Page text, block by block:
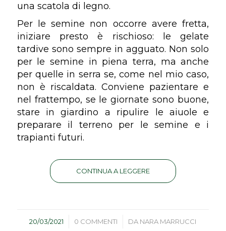
una scatola di legno.
Per le semine non occorre avere fretta,
iniziare presto è rischioso: le gelate
tardive sono sempre in agguato. Non solo
per le semine in piena terra, ma anche
per quelle in serra se, come nel mio caso,
non è riscaldata. Conviene pazientare e
nel frattempo, se le giornate sono buone,
stare in giardino a ripulire le aiuole e
preparare il terreno per le semine e i
trapianti futuri.
CONTINUA A LEGGERE
20/03/2021
/ 0 COMMENTI
/ DA NARA MARRUCCI